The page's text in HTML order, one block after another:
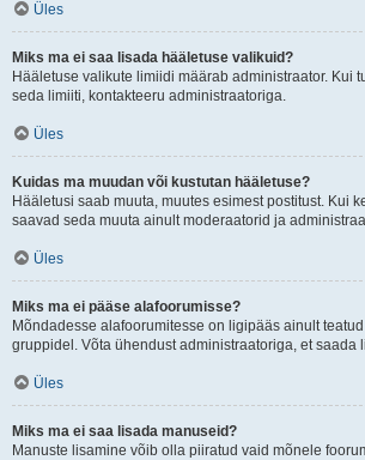
Üles
Miks ma ei saa lisada hääletuse valikuid?
Hääletuse valikute limiidi määrab administraator. Kui
seda limiiti, kontakteeru administraatoriga.
Üles
Kuidas ma muudan või kustutan hääletuse?
Hääletusi saab muuta, muutes esimest postitust. Kui
saavad seda muuta ainult moderaatorid ja
Üles
Miks ma ei pääse alafoorumisse?
Mõndadesse alafoorumitesse on ligipääs ainult
gruppidel. Võta ühendust administraatoriga, et saada
Üles
Miks ma ei saa lisada manuseid?
Manuste lisamine võib olla piiratud vaid mõnele